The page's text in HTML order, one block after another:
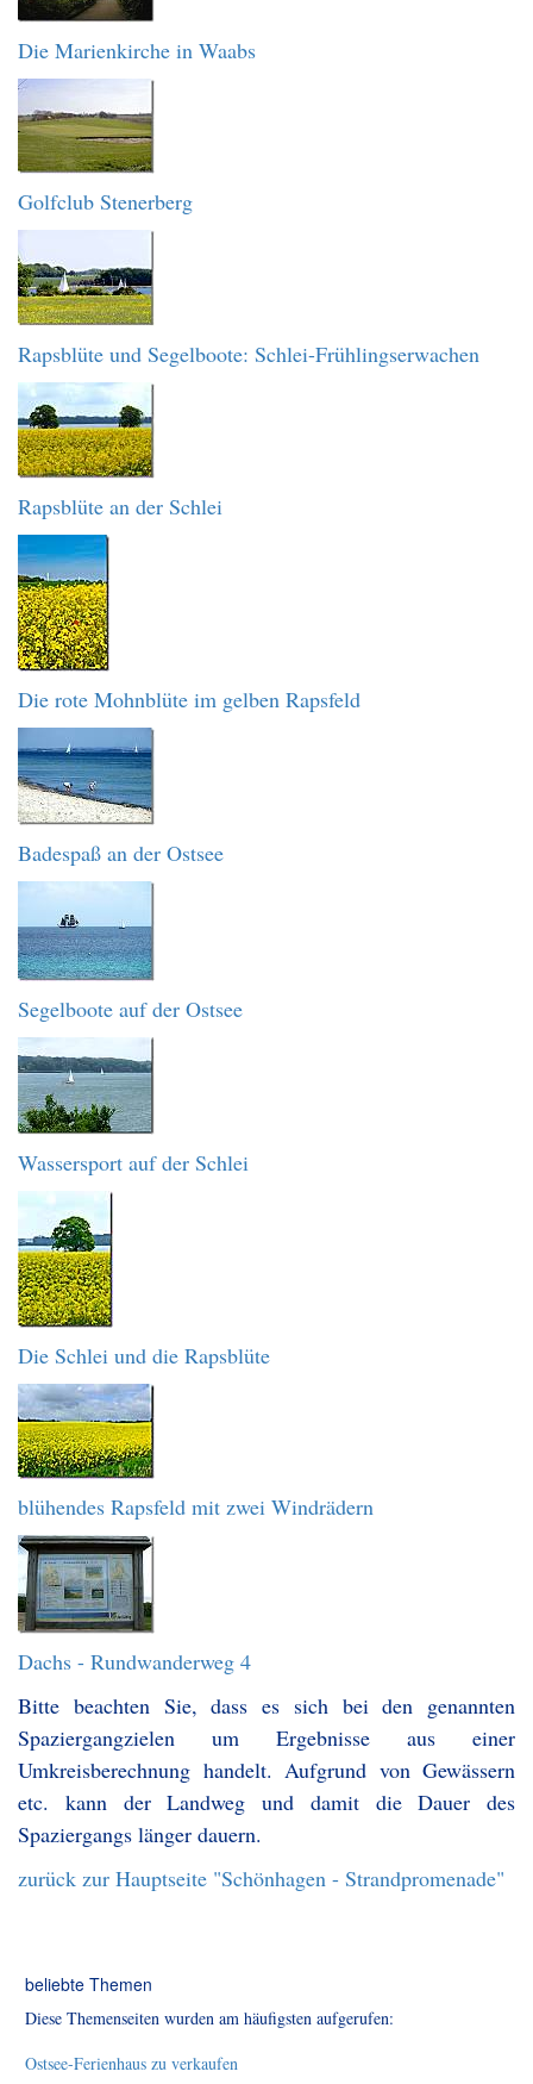
Die Marienkirche in Waabs
Golfclub Stenerberg
Rapsblüte und Segelboote: Schlei-Frühlingserwachen
Rapsblüte an der Schlei
Die rote Mohnblüte im gelben Rapsfeld
Badespaß an der Ostsee
Segelboote auf der Ostsee
Wassersport auf der Schlei
Die Schlei und die Rapsblüte
blühendes Rapsfeld mit zwei Windrädern
Dachs - Rundwanderweg 4
Bitte beachten Sie, dass es sich bei den genannten
Spaziergangzielen um Ergebnisse aus einer
Umkreisberechnung handelt. Aufgrund von Gewässern
etc. kann der Landweg und damit die Dauer des
Spaziergangs länger dauern.
zurück zur Hauptseite "Schönhagen - Strandpromenade"
beliebte Themen
Diese Themenseiten wurden am häufigsten aufgerufen:
Ostsee-Ferienhaus zu verkaufen